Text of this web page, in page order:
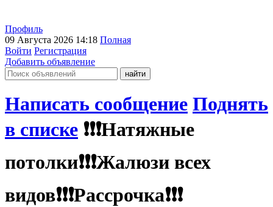
Профиль
09 Августа 2026 14:18 Полная
Войти Регистрация
Добавить объявление
Написать сообщение Поднять
в списке ❗️❗️❗️Натяжные
потолки❗️❗️❗️Жалюзи всех
видов❗️❗️❗️Рассрочка❗️❗️❗️